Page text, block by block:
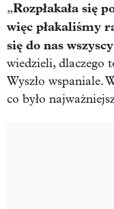
„Rozpłakała się
więc płakaliśmy
się do nas
wiedzieli, dlaczego
Wyszło wspaniale.
co było